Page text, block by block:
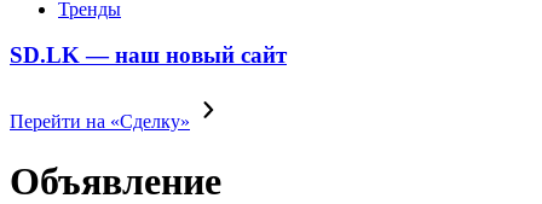
Тренды
SD.LK — наш новый сайт
Перейти на «Сделку»
Объявление